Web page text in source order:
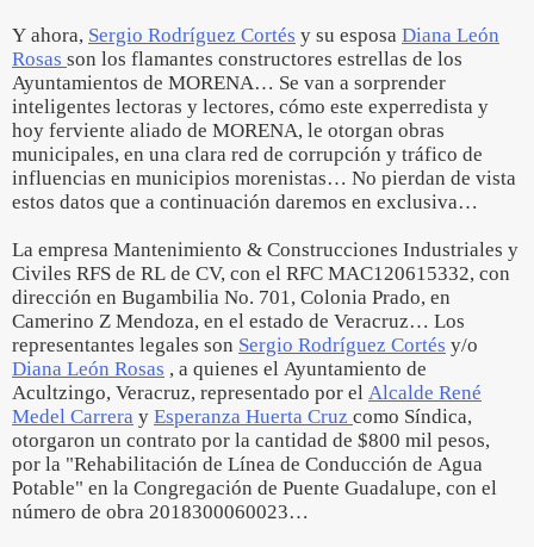
Y ahora, Sergio Rodríguez Cortés y su esposa Diana León
Rosas son los flamantes constructores estrellas de los
Ayuntamientos de MORENA… Se van a sorprender
inteligentes lectoras y lectores, cómo este experredista y
hoy ferviente aliado de MORENA, le otorgan obras
municipales, en una clara red de corrupción y tráfico de
influencias en municipios morenistas… No pierdan de vista
estos datos que a continuación daremos en exclusiva…
La empresa Mantenimiento & Construcciones Industriales y
Civiles RFS de RL de CV, con el RFC MAC120615332, con
dirección en Bugambilia No. 701, Colonia Prado, en
Camerino Z Mendoza, en el estado de Veracruz… Los
representantes legales son Sergio Rodríguez Cortés y/o
Diana León Rosas , a quienes el Ayuntamiento de
Acultzingo, Veracruz, representado por el Alcalde René
Medel Carrera y Esperanza Huerta Cruz como Síndica,
otorgaron un contrato por la cantidad de $800 mil pesos,
por la "Rehabilitación de Línea de Conducción de Agua
Potable" en la Congregación de Puente Guadalupe, con el
número de obra 2018300060023…